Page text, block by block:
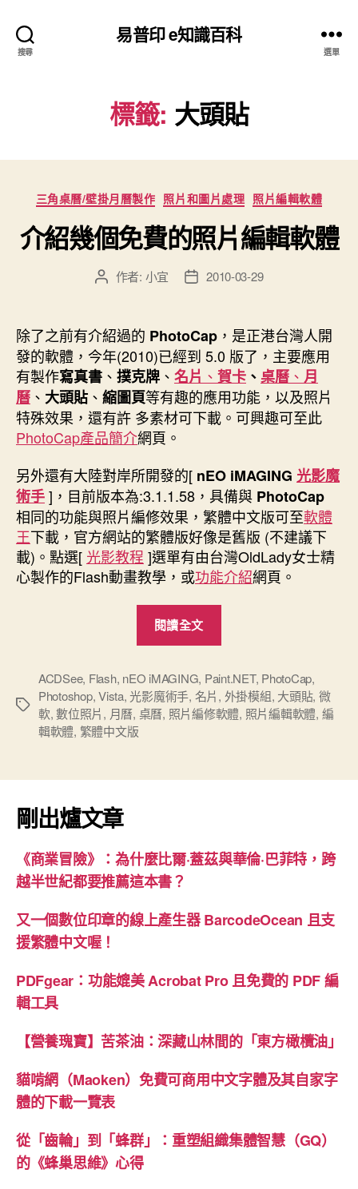
搜尋
易普印 e知識百科
選單
標籤: 大頭貼
分
類
三角桌曆/壁掛月曆製作 照片和圖片處理 照片編輯軟體
介紹幾個免費的照片編輯軟體
文
者
作者: 小宜
文
佈
日
期
2010-03-29
除了之前有介紹過的 PhotoCap ，是正港台灣人開
發的軟體，今年(2010)已經到 5.0 版了，主要應用
有製作寫真書 、 撲克牌 、 名片 、 賀卡 、桌曆 、 月
曆 、 大頭貼 、 縮圖頁等有趣的應用功能，以及照片
特殊效果，還有許 多素材可下載。可興趣可至此
PhotoCap產品簡介網頁。
另外還有大陸對岸所開發的[ nEO iMAGING 光影魔
術手]，目前版本為:3.1.1.58，具備與 PhotoCap
相同的功能與照片編修效果，繁體中文版可至軟體
王下載，官方網站的繁體版好像是舊版 (不建議下
載)。點選[ 光影教程 ]選單有由台灣OldLady女士精
心製作的Flash動畫教學，或功能介紹網頁。
閱讀全文
個
免
費
片
軟
體”
標
ACDSee, Flash, nEO iMAGING, Paint.NET, PhotoCap,
Photoshop,Vista,光影魔術手, 名片, 外掛模組, 大頭貼, 微
軟,數位照片, 月曆, 桌曆, 照片編修軟體, 照片編輯軟體, 編
輯軟體, 繁體中文版
剛出爐文章
《商業冒險》：為什麼比爾·蓋茲與華倫·巴菲特，跨
越半世紀都要推薦這本書？
又一個數位印章的線上產生器 BarcodeOcean 且支
援繁體中文喔！
PDFgear：功能媲美 Acrobat Pro 且免費的 PDF 編
輯工具
【營養瑰寶】苦茶油：深藏山林間的「東方橄欖油」
貓啃網（Maoken）免費可商用中文字體及其自家字
體的下載一覽表
從「齒輪」到「蜂群」：重塑組織集體智慧（GQ）
的《蜂巢思維》心得